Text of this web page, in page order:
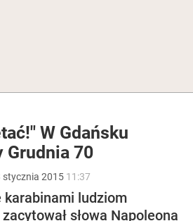
W Gdańsku
Grudnia 70
stycznia 2015 11:37
karabinami ludziom
słowa Napoleona